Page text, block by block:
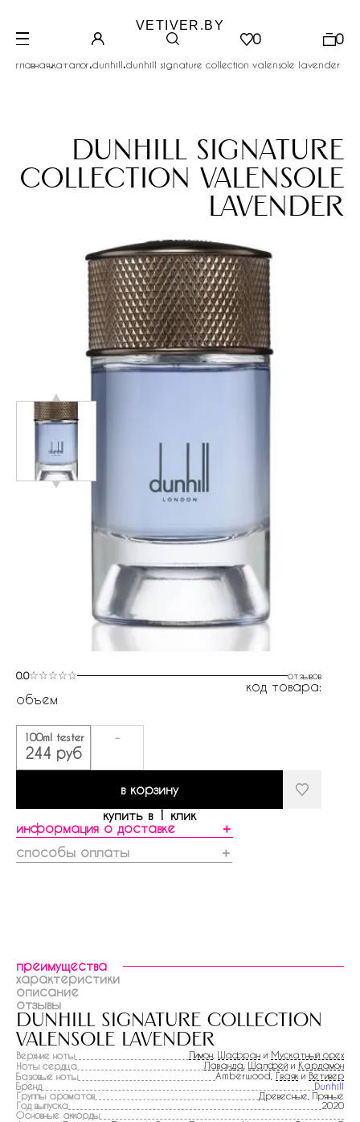
VETIVER.BY
0 0
главная.каталог.dunhill.dunhill signature collection valensole lavender
dunhill signature
collection valensole
lavender
0.0 отзывов
код товара:
объем
100ml tester
244 руб
-
в корзину
купить в 1 клик
информация о доставке
＋
способы оплаты
＋
преимущества
характеристики
описание
отзывы
dunhill signature collection
valensole lavender
Верхние ноты Лимон Шафран и Мускатный орех
Ноты сердца
Лаванда Шалфей и Кардамон
Базовые ноты
Amberwood, Гваяк и Ветивер
Бренд
Dunhill
Группы ароматов
Древесные, Пряные
Год выпуска
2020
Основные аккорды